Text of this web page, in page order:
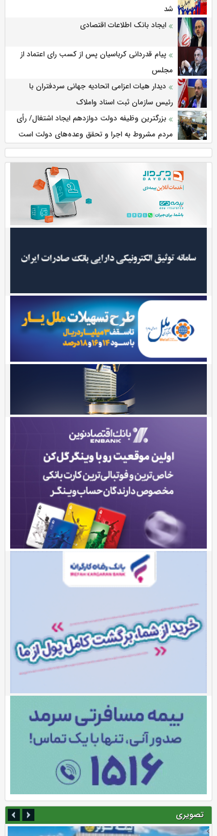
شد
ایجاد بانک اطلاعات اقتصادی
پیام قدردانی کرباسیان پس از کسب رای اعتماد از
مجلس
دیدار هیات اعزامی اتحادیه جهانی سردفتران با
رئیس سازمان ثبت اسناد واملاک
بزرگترین وظیفه دولت دوازدهم ایجاد اشتغال/ رأی
مردم مشروط به اجرا و تحقق وعده‌های دولت است
تصویری